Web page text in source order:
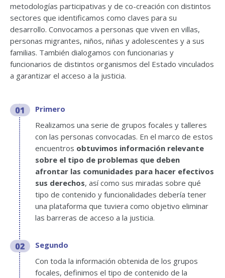
metodologías participativas y de co-creación con distintos
sectores que identificamos como claves para su
desarrollo. Convocamos a personas que viven en villas,
personas migrantes, niños, niñas y adolescentes y a sus
familias. También dialogamos con funcionarias y
funcionarios de distintos organismos del Estado vinculados
a garantizar el acceso a la justicia.
Primero
Realizamos una serie de grupos focales y talleres
con las personas convocadas. En el marco de estos
encuentros obtuvimos información relevante
sobre el tipo de problemas que deben
afrontar las comunidades para hacer efectivos
sus derechos, así como sus miradas sobre qué
tipo de contenido y funcionalidades debería tener
una plataforma que tuviera como objetivo eliminar
las barreras de acceso a la justicia.
Segundo
Con toda la información obtenida de los grupos
focales, definimos el tipo de contenido de la